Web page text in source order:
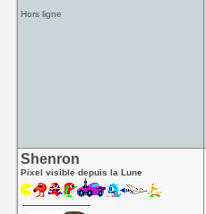
Hors ligne
Shenron
Pixel visible depuis la Lune